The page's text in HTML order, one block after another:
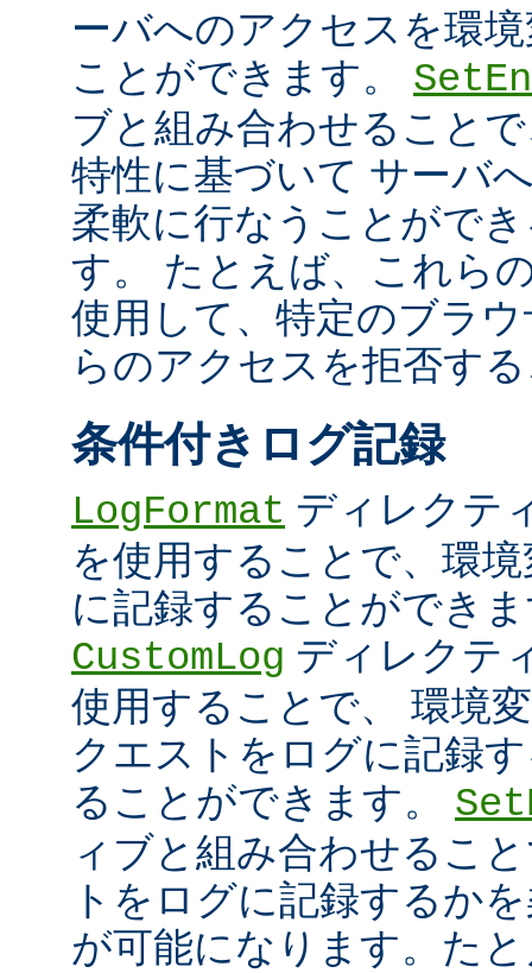
ーバへのアクセスを環
ことができます。
ブと組み合わせること
特性に基づいて サーバ
柔軟に行なうことがで
す。 たとえば、これら
使用して、特定のブラ
らのアクセスを拒否す
条件付きログ記録
LogFormat ディレクテ
を使用することで、環
に記録することができ
CustomLog ディレクテ
使用することで、 環境
クエストをログに記録
ることができます。
ィブと組み合わせるこ
トをログに記録するか
が可能になります。た